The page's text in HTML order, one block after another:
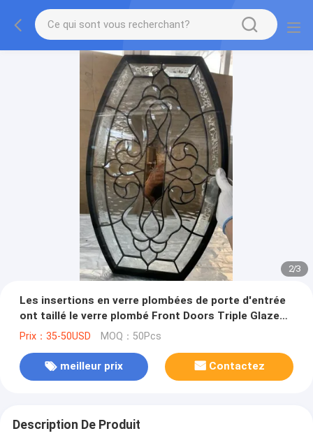
2/3
Les insertions en verre plombées de porte d'entrée
ont taillé le verre plombé Front Doors Triple Glazed
Glass
Prix：35-50USD MOQ：50Pcs
meilleur prix Contactez
Description De Produit